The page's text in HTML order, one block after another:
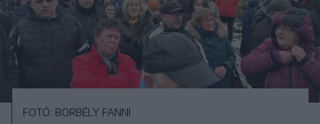
FOTÓ: BORBÉLY FANNI